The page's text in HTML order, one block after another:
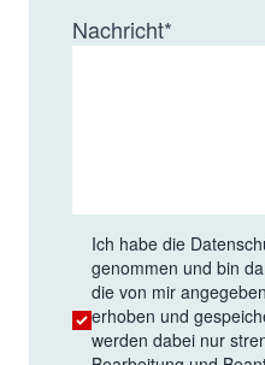
Nachricht*
Ich habe die
genommen und bin
die von mir
erhoben und
werden dabei nur